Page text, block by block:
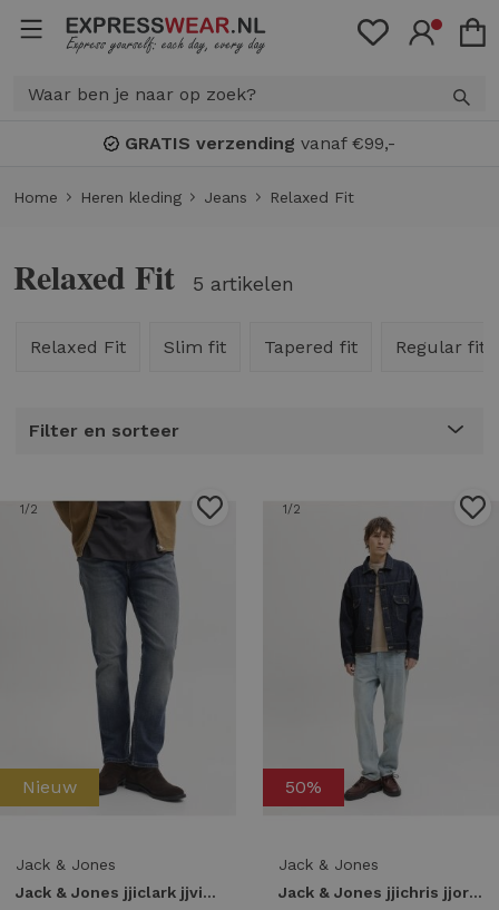
Bonuspunten: spaar voor
Home Heren kleding Jeans Relaxed Fit
Relaxed Fit 5 artikelen
Relaxed Fit Slim fit Tapered fit Regular fit
Filter en sorteer
1/2
Nieuw
Jack & Jones
Jack & Jones jjiclark jjvintage cb 169 noos 12300807 5050629 blue denim
1/2
50%
Jack & Jones
Jack & Jones jjichris jjoriginal ns 402 Relaxed Fit blue denim